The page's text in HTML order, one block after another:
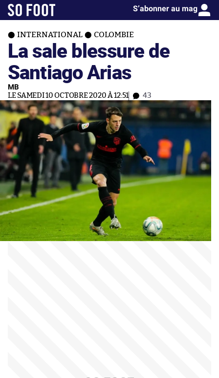
S’abonner au mag
INTERNATIONAL COLOMBIE
La sale blessure de
Santiago Arias
MB
LE SAMEDI 10 OCTOBRE 2020 À 12:51 43